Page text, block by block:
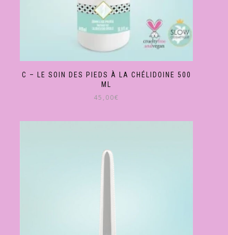
C – LE SOIN DES PIEDS À LA CHÉLIDOINE 500
ML
45,00€